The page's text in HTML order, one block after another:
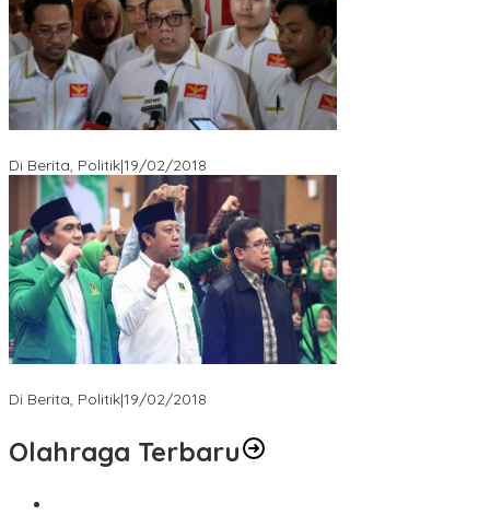
Di Berita, Politik|19/02/2018
Di Berita, Politik|19/02/2018
Olahraga Terbaru